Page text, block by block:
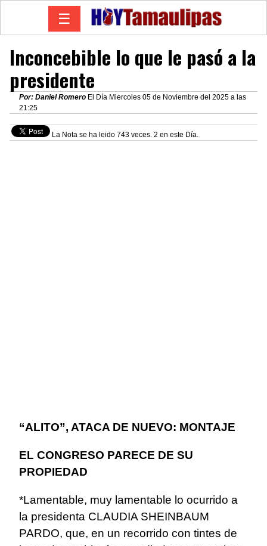
☰
Inconcebible lo que le pasó a la
presidente
Por: Daniel Romero El Día Miercoles 05 de Noviembre del 2025 a las
21:25
La Nota se ha leido 743 veces. 2 en este Día.
“ALITO”, ATACA DE NUEVO: MONTAJE
EL CONGRESO PARECE DE SU
PROPIEDAD
*Lamentable, muy lamentable lo ocurrido a
la presidenta CLAUDIA SHEINBAUM
PARDO, que, en un recorrido con tintes de